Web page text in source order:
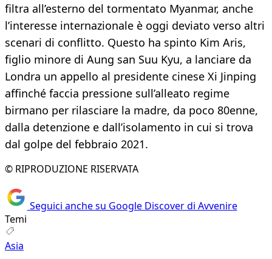
filtra all’esterno del tormentato Myanmar, anche
l’interesse internazionale è oggi deviato verso altri
scenari di conflitto. Questo ha spinto Kim Aris,
figlio minore di Aung san Suu Kyu, a lanciare da
Londra un appello al presidente cinese Xi Jinping
affinché faccia pressione sull’alleato regime
birmano per rilasciare la madre, da poco 80enne,
dalla detenzione e dall’isolamento in cui si trova
dal golpe del febbraio 2021.
© RIPRODUZIONE RISERVATA
Seguici anche su Google Discover di Avvenire
Temi
Asia